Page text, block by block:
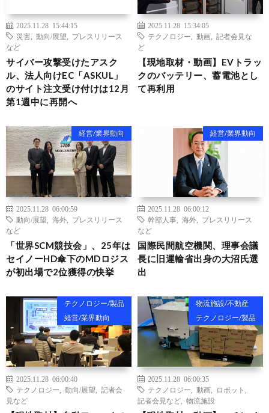
2025.11.28 15:44:15
災害
動向/展望
プレスリリース
など
サイバー攻撃受けたアスク
ル、法人向けEC「ASKUL」
のサイト注文受け付けは12月
第1週中に再開へ
2025.11.28 15:34:05
テクノロジー
動画
記者会見な
ど
【現地取材・動画】EVトラッ
クのバッテリー、蓄電池とし
て再利用
経営/業界動向
2025.11.28 06:00:59
動向/展望
海外
プレスリリース
など
「世界SCM競技会」、25年は
セイノーHD傘下のMDロジス
が初出場で2位獲得の快挙
経営/業界動向
2025.11.28 06:00:12
幹部人事
海外
プレスリリース
など
国際民間航空機関、理事会議
長に旧運輸省出身の大沼氏選
出
テクノロジー/製品
経営/業界動向
2025.11.28 06:00:40
テクノロジー
動向/展望
記者会
見など
物流施設/不動産
テクノロジー/製品
2025.11.28 06:00:35
テクノロジー
動画 ロボット
記者会見など
物流施設